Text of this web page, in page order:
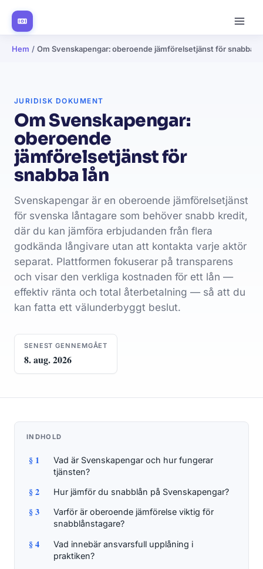
Hem / Om Svenskapengar: oberoende jämförelsetjänst för snabba
JURIDISK DOKUMENT
Om Svenskapengar:
oberoende
jämförelsetjänst för
snabba lån
Svenskapengar är en oberoende jämförelsetjänst
för svenska låntagare som behöver snabb kredit,
där du kan jämföra erbjudanden från flera
godkända långivare utan att kontakta varje aktör
separat. Plattformen fokuserar på transparens
och visar den verkliga kostnaden för ett lån —
effektiv ränta och total återbetalning — så att du
kan fatta ett välunderbyggt beslut.
SENEST GENNEMGÅET
8. aug. 2026
INDHOLD
§ 1
Vad är Svenskapengar och hur fungerar
tjänsten?
§ 2 Hur jämför du snabblån på Svenskapengar?
§ 3
Varför är oberoende jämförelse viktig för
snabblånstagare?
§ 4
Vad innebär ansvarsfull upplåning i
praktiken?